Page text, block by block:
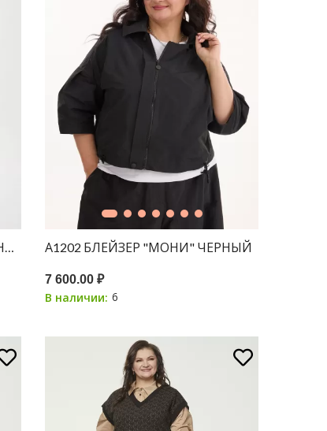
МОЛОКО
А1202 БЛЕЙЗЕР "МОНИ" ЧЕРНЫЙ
7 600.00 ₽
В наличии: 6